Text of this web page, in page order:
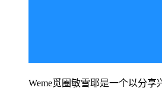
Weme觅圈敏雪耶是一个以分